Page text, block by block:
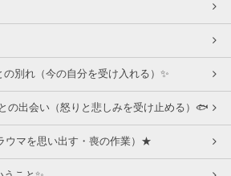
別れ（今の自分を受け入れる）✨
の出会い（怒りと悲しみを受け止める）🐟
ウマを思い出す・喪の作業）★